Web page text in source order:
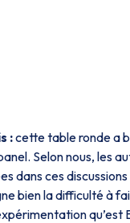
:cette table ronde a
Selon nous, les
dans ces
bien la difficulté à
qu’est